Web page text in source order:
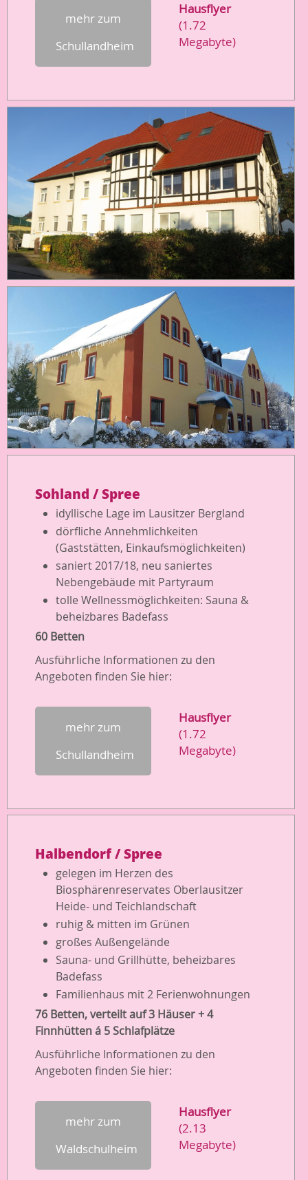
mehr zum
Schullandheim
Hausflyer
(1.72
Megabyte)
Sohland / Spree
idyllische Lage im Lausitzer Bergland
dörfliche Annehmlichkeiten
(Gaststätten, Einkaufsmöglichkeiten)
saniert 2017/18, neu saniertes
Nebengebäude mit Partyraum
tolle Wellnessmöglichkeiten: Sauna &
beheizbares Badefass
60 Betten
Ausführliche Informationen zu den
Angeboten finden Sie hier:
mehr zum
Schullandheim
Hausflyer
(1.72
Megabyte)
Halbendorf / Spree
gelegen im Herzen des
Biosphärenreservates Oberlausitzer
Heide- und Teichlandschaft
ruhig & mitten im Grünen
großes Außengelände
Sauna- und Grillhütte, beheizbares
Badefass
Familienhaus mit 2 Ferienwohnungen
76 Betten, verteilt auf 3 Häuser + 4
Finnhütten á 5 Schlafplätze
Ausführliche Informationen zu den
Angeboten finden Sie hier:
mehr zum
Waldschulheim
Hausflyer
(2.13
Megabyte)